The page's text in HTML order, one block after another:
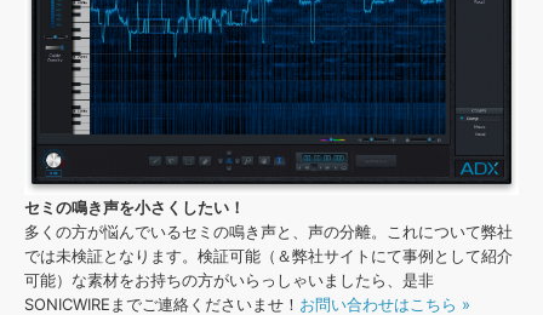
セミの鳴き声を小さくしたい！
多くの方が悩んでいるセミの鳴き声と、声の分離。これについて弊社
では未検証となります。検証可能（＆弊社サイトにて事例として紹介
可能）な素材をお持ちの方がいらっしゃいましたら、是非
SONICWIREまでご連絡くださいませ！ お問い合わせはこちら »